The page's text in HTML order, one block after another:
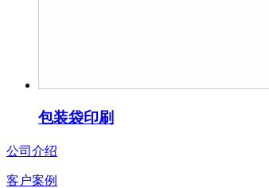
包装袋印刷
公司介绍
客户案例